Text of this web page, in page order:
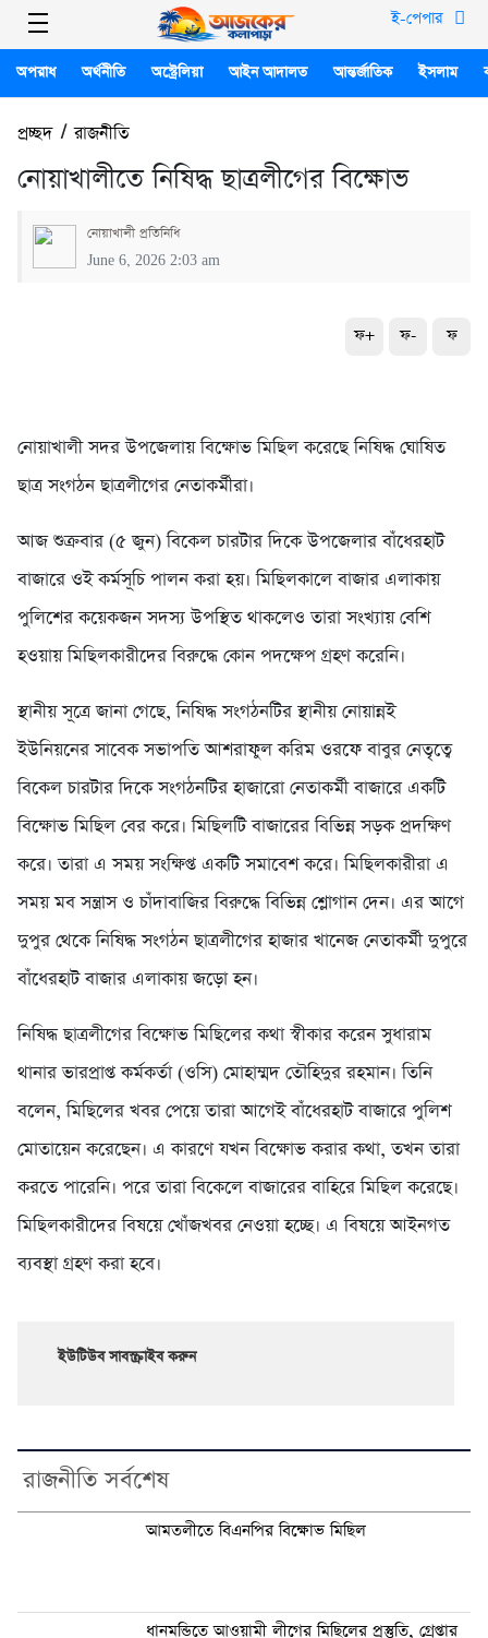
ই-পেপার
অপরাধ অর্থনীতি অস্ট্রেলিয়া আইন আদালত আন্তর্জাতিক ইসলাম
প্রচ্ছদ/রাজনীতি
নোয়াখালীতে নিষিদ্ধ ছাত্রলীগের বিক্ষোভ
নোয়াখালী প্রতিনিধি
June 6, 2026 2:03 am
ফ+ ফ- ফ
নোয়াখালী সদর উপজেলায় বিক্ষোভ মিছিল করেছে নিষিদ্ধ ঘোষিত
ছাত্র সংগঠন ছাত্রলীগের নেতাকর্মীরা।
আজ শুক্রবার (৫ জুন) বিকেল চারটার দিকে উপজেলার বাঁধেরহাট
বাজারে ওই কর্মসূচি পালন করা হয়। মিছিলকালে বাজার এলাকায়
পুলিশের কয়েকজন সদস্য উপস্থিত থাকলেও তারা সংখ্যায় বেশি
হওয়ায় মিছিলকারীদের বিরুদ্ধে কোন পদক্ষেপ গ্রহণ করেনি।
স্থানীয় সূত্রে জানা গেছে, নিষিদ্ধ সংগঠনটির স্থানীয় নোয়ান্নই
ইউনিয়নের সাবেক সভাপতি আশরাফুল করিম ওরফে বাবুর নেতৃত্বে
বিকেল চারটার দিকে সংগঠনটির হাজারো নেতাকর্মী বাজারে একটি
বিক্ষোভ মিছিল বের করে। মিছিলটি বাজারের বিভিন্ন সড়ক প্রদক্ষিণ
করে। তারা এ সময় সংক্ষিপ্ত একটি সমাবেশ করে। মিছিলকারীরা এ
সময় মব সন্ত্রাস ও চাঁদাবাজির বিরুদ্ধে বিভিন্ন শ্লোগান দেন। এর আগে
দুপুর থেকে নিষিদ্ধ সংগঠন ছাত্রলীগের হাজার খানেজ নেতাকর্মী দুপুরে
বাঁধেরহাট বাজার এলাকায় জড়ো হন।
নিষিদ্ধ ছাত্রলীগের বিক্ষোভ মিছিলের কথা স্বীকার করেন সুধারাম
থানার ভারপ্রাপ্ত কর্মকর্তা (ওসি) মোহাম্মদ তৌহিদুর রহমান। তিনি
বলেন, মিছিলের খবর পেয়ে তারা আগেই বাঁধেরহাট বাজারে পুলিশ
মোতায়েন করেছেন। এ কারণে যখন বিক্ষোভ করার কথা, তখন তারা
করতে পারেনি। পরে তারা বিকেলে বাজারের বাহিরে মিছিল করেছে।
মিছিলকারীদের বিষয়ে খোঁজখবর নেওয়া হচ্ছে। এ বিষয়ে আইনগত
ব্যবস্থা গ্রহণ করা হবে।
ইউটিউব সাবস্ক্রাইব করুন
রাজনীতি সর্বশেষ
আমতলীতে বিএনপির বিক্ষোভ মিছিল
ধানমন্ডিতে আওয়ামী লীগের মিছিলের প্রস্তুতি, গ্রেপ্তার